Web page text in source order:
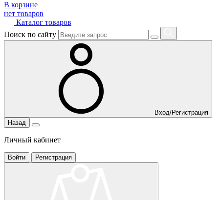
В корзине
нет товаров
Каталог товаров
Поиск по сайту
Вход/Регистрация
Назад
Личный кабинет
Войти Регистрация